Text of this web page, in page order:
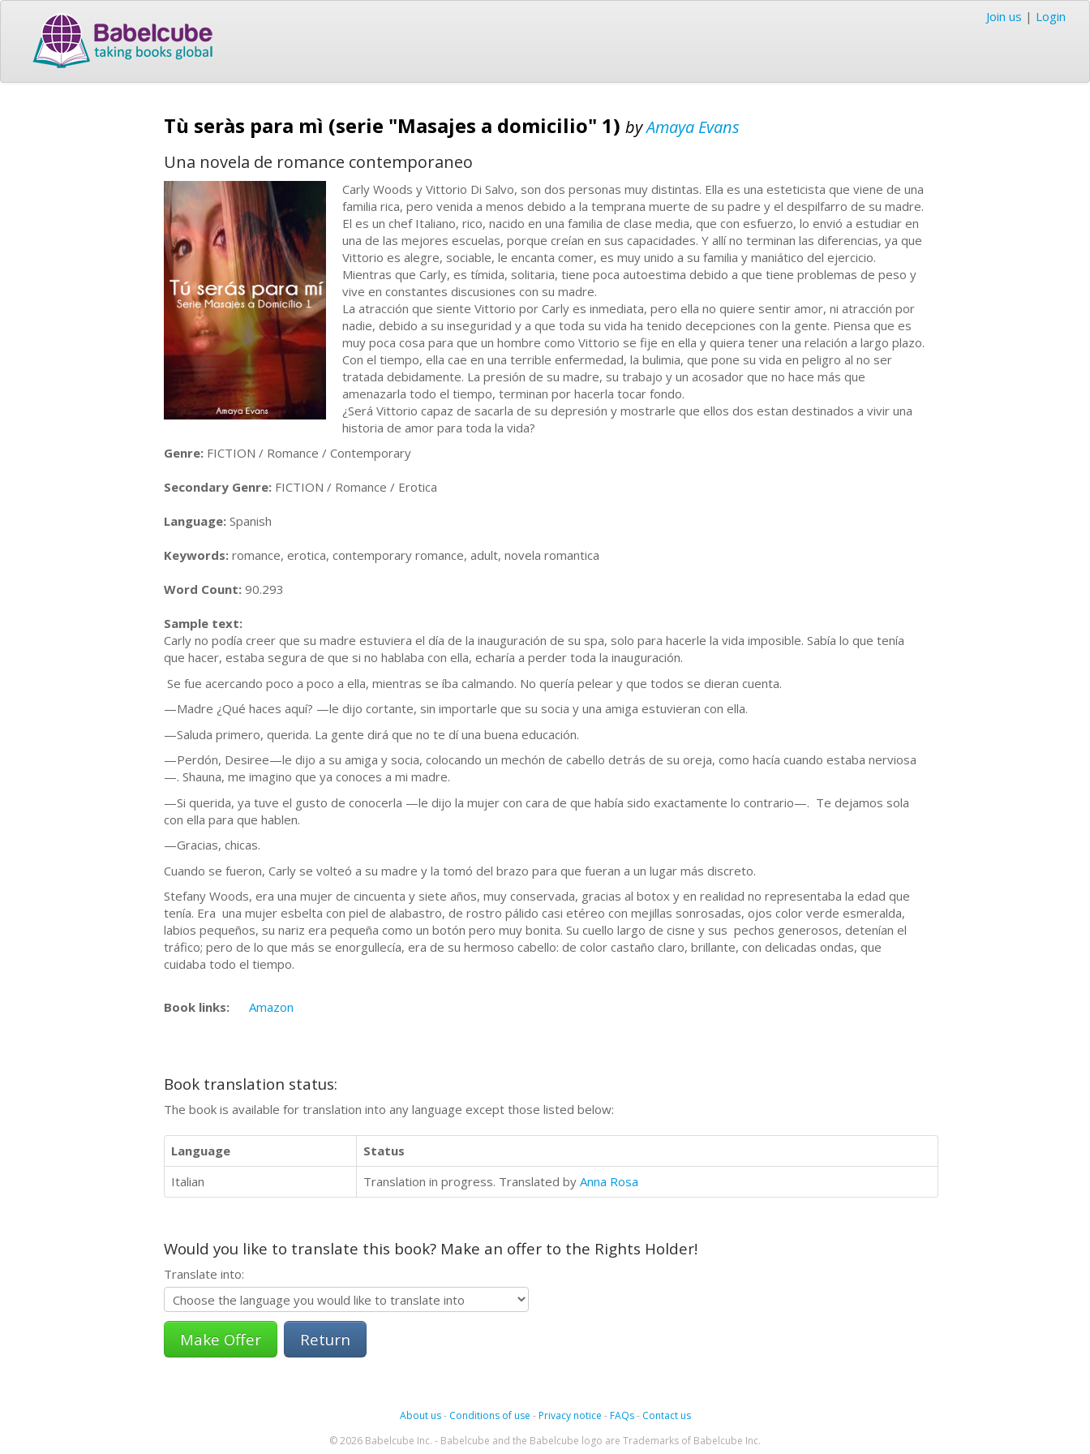
Join us | Login
Tù seràs para mì (serie "Masajes a domicilio" 1) byAmaya Evans
Una novela de romance contemporaneo
Carly Woods y Vittorio Di Salvo, son dos personas muy distintas. Ella es una esteticista que viene de una
familia rica, pero venida a menos debido a la temprana muerte de su padre y el despilfarro de su madre.
El es un chef Italiano, rico, nacido en una familia de clase media, que con esfuerzo, lo envió a estudiar en
una de las mejores escuelas, porque creían en sus capacidades. Y allí no terminan las diferencias, ya que
Vittorio es alegre, sociable, le encanta comer, es muy unido a su familia y maniático del ejercicio.
Mientras que Carly, es tímida, solitaria, tiene poca autoestima debido a que tiene problemas de peso y
vive en constantes discusiones con su madre.
La atracción que siente Vittorio por Carly es inmediata, pero ella no quiere sentir amor, ni atracción por
nadie, debido a su inseguridad y a que toda su vida ha tenido decepciones con la gente. Piensa que es
muy poca cosa para que un hombre como Vittorio se fije en ella y quiera tener una relación a largo plazo.
Con el tiempo, ella cae en una terrible enfermedad, la bulimia, que pone su vida en peligro al no ser
tratada debidamente. La presión de su madre, su trabajo y un acosador que no hace más que
amenazarla todo el tiempo, terminan por hacerla tocar fondo.
¿Será Vittorio capaz de sacarla de su depresión y mostrarle que ellos dos estan destinados a vivir una
historia de amor para toda la vida?
Genre: FICTION / Romance / Contemporary
Secondary Genre: FICTION / Romance / Erotica
Language: Spanish
Keywords: romance, erotica, contemporary romance, adult, novela romantica
Word Count: 90.293
Sample text:
Carly no podía creer que su madre estuviera el día de la inauguración de su spa, solo para hacerle la vida imposible. Sabía lo que tenía
que hacer, estaba segura de que si no hablaba con ella, echaría a perder toda la inauguración.
Se fue acercando poco a poco a ella, mientras se íba calmando. No quería pelear y que todos se dieran cuenta.
—Madre ¿Qué haces aquí? —le dijo cortante, sin importarle que su socia y una amiga estuvieran con ella.
—Saluda primero, querida. La gente dirá que no te dí una buena educación.
—Perdón, Desiree—le dijo a su amiga y socia, colocando un mechón de cabello detrás de su oreja, como hacía cuando estaba nerviosa
—. Shauna, me imagino que ya conoces a mi madre.
—Si querida, ya tuve el gusto de conocerla —le dijo la mujer con cara de que había sido exactamente lo contrario—. Te dejamos sola
con ella para que hablen.
—Gracias, chicas.
Cuando se fueron, Carly se volteó a su madre y la tomó del brazo para que fueran a un lugar más discreto.
Stefany Woods, era una mujer de cincuenta y siete años, muy conservada, gracias al botox y en realidad no representaba la edad que
tenía. Era una mujer esbelta con piel de alabastro, de rostro pálido casi etéreo con mejillas sonrosadas, ojos color verde esmeralda,
labios pequeños, su nariz era pequeña como un botón pero muy bonita. Su cuello largo de cisne y sus pechos generosos, detenían el
tráfico; pero de lo que más se enorgullecía, era de su hermoso cabello: de color castaño claro, brillante, con delicadas ondas, que
cuidaba todo el tiempo.
Book links: Amazon
Book translation status:
The book is available for translation into any language except those listed below:
Language
Status
Italian
Translation in progress. Translated by Anna Rosa
Would you like to translate this book? Make an offer to the Rights Holder!
Translate into:
Return
About us- Conditions of use -Privacy notice -FAQs- Contact us
© 2026 Babelcube Inc. - Babelcube and the Babelcube logo are Trademarks of Babelcube Inc.